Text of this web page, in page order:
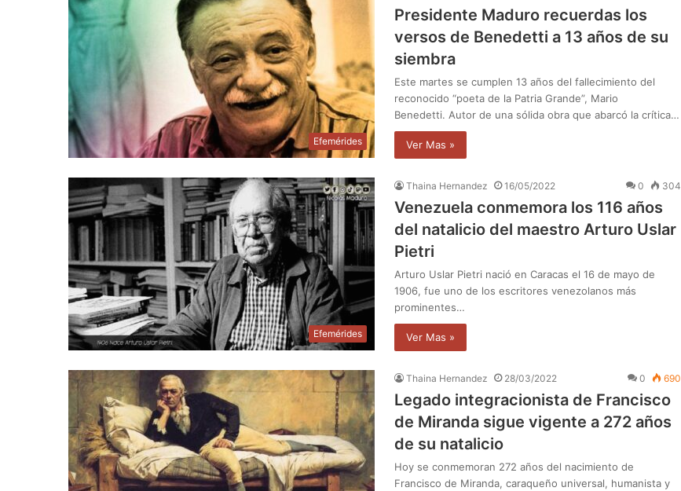
Efemérides
Presidente Maduro recuerdas los
versos de Benedetti a 13 años de su
siembra
Este martes se cumplen 13 años del fallecimiento del
reconocido “poeta de la Patria Grande”, Mario
Benedetti. Autor de una sólida obra que abarcó la crítica…
Ver Mas »
Efemérides
Thaina Hernandez 16/05/2022 0 304
Venezuela conmemora los 116 años
del natalicio del maestro Arturo Uslar
Pietri
Arturo Uslar Pietri nació en Caracas el 16 de mayo de
1906, fue uno de los escritores venezolanos más
prominentes…
Ver Mas »
Thaina Hernandez 28/03/2022 0 690
Legado integracionista de Francisco
de Miranda sigue vigente a 272 años
de su natalicio
Hoy se conmemoran 272 años del nacimiento de
Francisco de Miranda, caraqueño universal, humanista y